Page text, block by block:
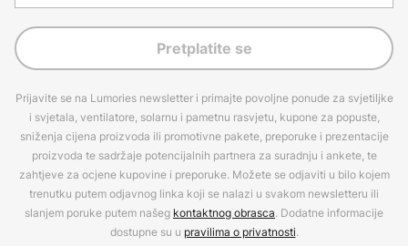
Pretplatite se
Prijavite se na Lumories newsletter i primajte povoljne ponude za svjetiljke
i svjetala, ventilatore, solarnu i pametnu rasvjetu, kupone za popuste,
sniženja cijena proizvoda ili promotivne pakete, preporuke i prezentacije
proizvoda te sadržaje potencijalnih partnera za suradnju i ankete, te
zahtjeve za ocjene kupovine i preporuke. Možete se odjaviti u bilo kojem
trenutku putem odjavnog linka koji se nalazi u svakom newsletteru ili
slanjem poruke putem našeg kontaktnog obrasca. Dodatne informacije
dostupne su u pravilima o privatnosti.